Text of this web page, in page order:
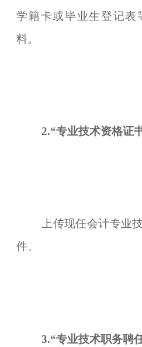
学籍卡或毕业生登记表
料。
2.“专业技术资格证
上传现任会计专业
件。
3.“专业技术职务聘